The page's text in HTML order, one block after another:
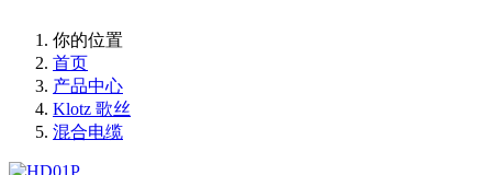
你的位置
首页
产品中心
Klotz 歌丝
混合电缆